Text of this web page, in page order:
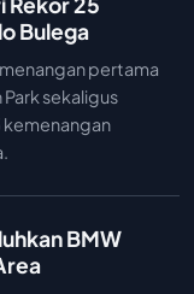
Bulega
pertama
sekaligus
BMW